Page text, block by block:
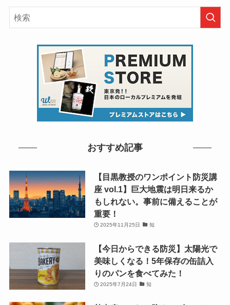
おすすめ記事
【目黒教授のワンポイント防災講
座 vol.1】巨大地震は明日来るか
もしれない。事前に備えることが
重要！
2025年11月25日 知
【今日からできる防災】太陽光で
美味しくなる！5年保存の缶詰入
りのパンを食べてみた！
2025年7月24日 知